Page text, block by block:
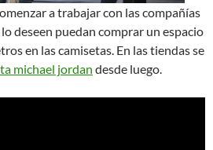
a trabajar con las compañías
deseen puedan comprar un espacio
en las camisetas. En las tiendas se
michael jordan desde luego.